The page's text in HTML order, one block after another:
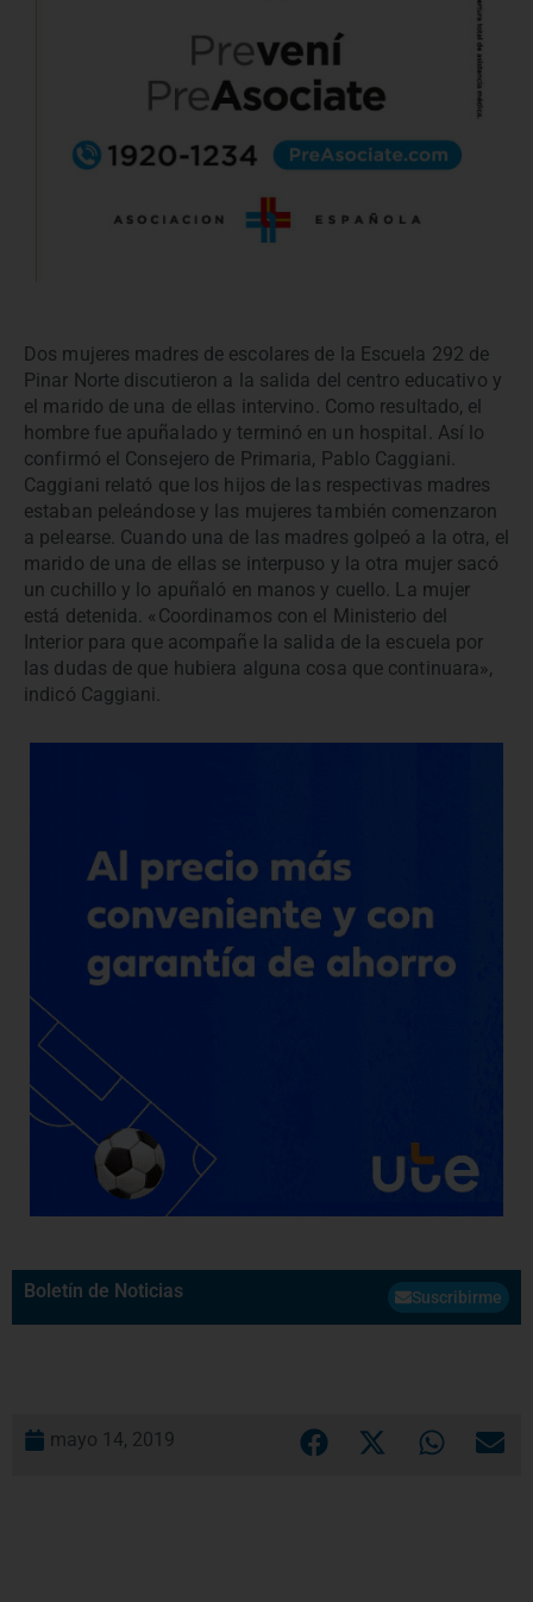
Dos mujeres madres de escolares de la Escuela 292 de
Pinar Norte discutieron a la salida del centro educativo y
el marido de una de ellas intervino. Como resultado, el
hombre fue apuñalado y terminó en un hospital. Así lo
confirmó el Consejero de Primaria, Pablo Caggiani.
Caggiani relató que los hijos de las respectivas madres
estaban peleándose y las mujeres también comenzaron
a pelearse. Cuando una de las madres golpeó a la otra, el
marido de una de ellas se interpuso y la otra mujer sacó
un cuchillo y lo apuñaló en manos y cuello. La mujer
está detenida. «Coordinamos con el Ministerio del
Interior para que acompañe la salida de la escuela por
las dudas de que hubiera alguna cosa que continuara»,
indicó Caggiani.
Boletín de Noticias Suscribirme
mayo 14, 2019